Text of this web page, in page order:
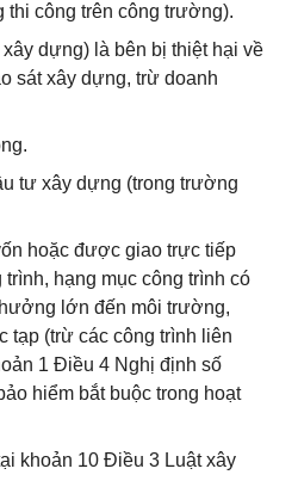
công trên công trường).
dựng) là bên bị thiệt hại về
sát xây dựng, trừ doanh
tư xây dựng (trong trường
hoặc được giao trực tiếp
hạng mục công trình có
lớn đến môi trường,
tạp (trừ các công trình liên
1 Điều 4 Nghị định số
hiểm bắt buộc trong hoạt
khoản 10 Điều 3 Luật xây